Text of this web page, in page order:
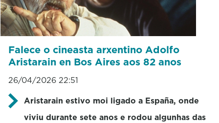
Falece o cineasta arxentino Adolfo
Aristarain en Bos Aires aos 82 anos
26/04/2026 22:51
Aristarain estivo moi ligado a España, onde
viviu durante sete anos e rodou algunhas das